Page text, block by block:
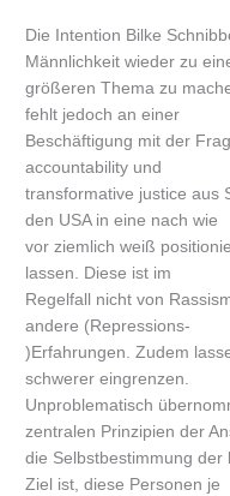
Die Intention Bilke
Männlichkeit wieder zu
größeren Thema zu
fehlt jedoch an einer
Beschäftigung mit der
accountability und
transformative justice aus
den USA in eine nach wie
vor ziemlich weiß
lassen. Diese ist im
Regelfall nicht von
andere (Repressions-
)Erfahrungen. Zudem
schwerer eingrenzen.
Unproblematisch
zentralen Prinzipien der
die Selbstbestimmung
Ziel ist, diese Personen je